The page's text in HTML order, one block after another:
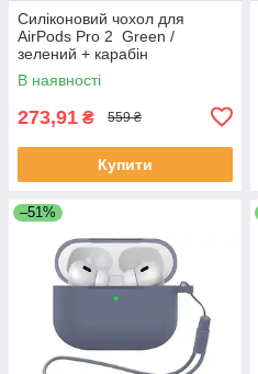
Силіконовий чохол для
AirPods Pro 2 Green /
зелений + карабін
В наявності
273,91 ₴ 559 ₴
Купити
–51%